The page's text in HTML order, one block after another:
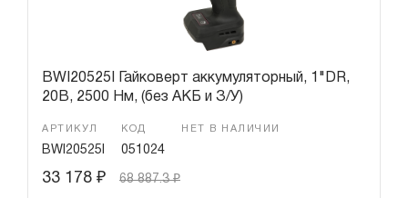
BWI20525I Гайковерт аккумуляторный, 1"DR,
20В, 2500 Нм, (без АКБ и З/У)
АРТИКУЛ
BWI20525I
КОД
051024
НЕТ В НАЛИЧИИ
33 178 ₽ 68 887.3₽